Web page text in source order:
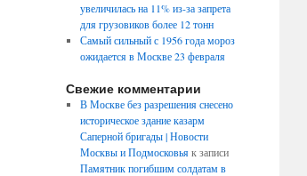
увеличилась на 11% из-за запрета
для грузовиков более 12 тонн
Самый сильный с 1956 года мороз
ожидается в Москве 23 февраля
Свежие комментарии
В Москве без разрешения снесено
историческое здание казарм
Саперной бригады | Новости
Москвы и Подмосковьяк записи
Памятник погибшим солдатам в